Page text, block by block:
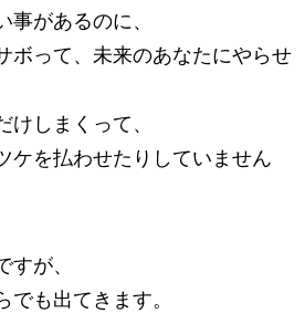
事があるのに、
ボって、未来のあなたにやらせ
けしまくって、
ケを払わせたりしていません
すが、
でも出てきます。